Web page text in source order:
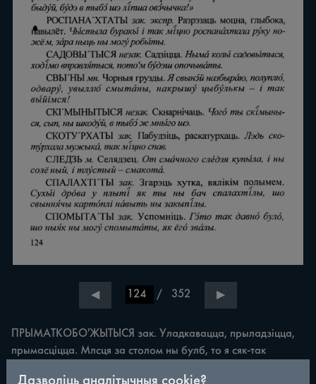
◀ / 352 ▶
ПРЫМАТКОБО'ЖЫТЫСЯ зак. Уладкавацца, прыладзіцца,
прымасціцца. Млсця за столом ны булб, то я сяк-так
Дазволіць аналітычныя cookie?